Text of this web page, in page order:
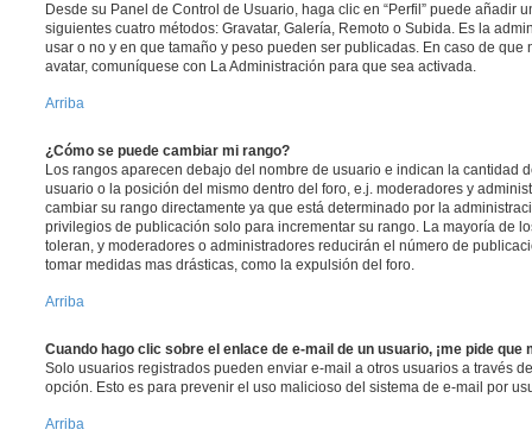
Desde su Panel de Control de Usuario, haga clic en “Perfil” puede añadir
siguientes cuatro métodos: Gravatar, Galería, Remoto o Subida. Es la
usar o no y en que tamaño y peso pueden ser publicadas. En caso de
avatar, comuníquese con La Administración para que sea activada.
Arriba
¿Cómo se puede cambiar mi rango?
Los rangos aparecen debajo del nombre de usuario e indican la cantidad
usuario o la posición del mismo dentro del foro, e.j. moderadores y
cambiar su rango directamente ya que está determinado por la
privilegios de publicación solo para incrementar su rango. La mayoría de
toleran, y moderadores o administradores reducirán el número de
tomar medidas mas drásticas, como la expulsión del foro.
Arriba
Cuando hago clic sobre el enlace de e-mail de un usuario, ¡me pide que
Solo usuarios registrados pueden enviar e-mail a otros usuarios a través
opción. Esto es para prevenir el uso malicioso del sistema de e-mail por
Arriba